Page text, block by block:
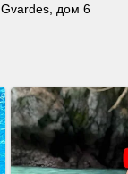
Gvardes, дом 6